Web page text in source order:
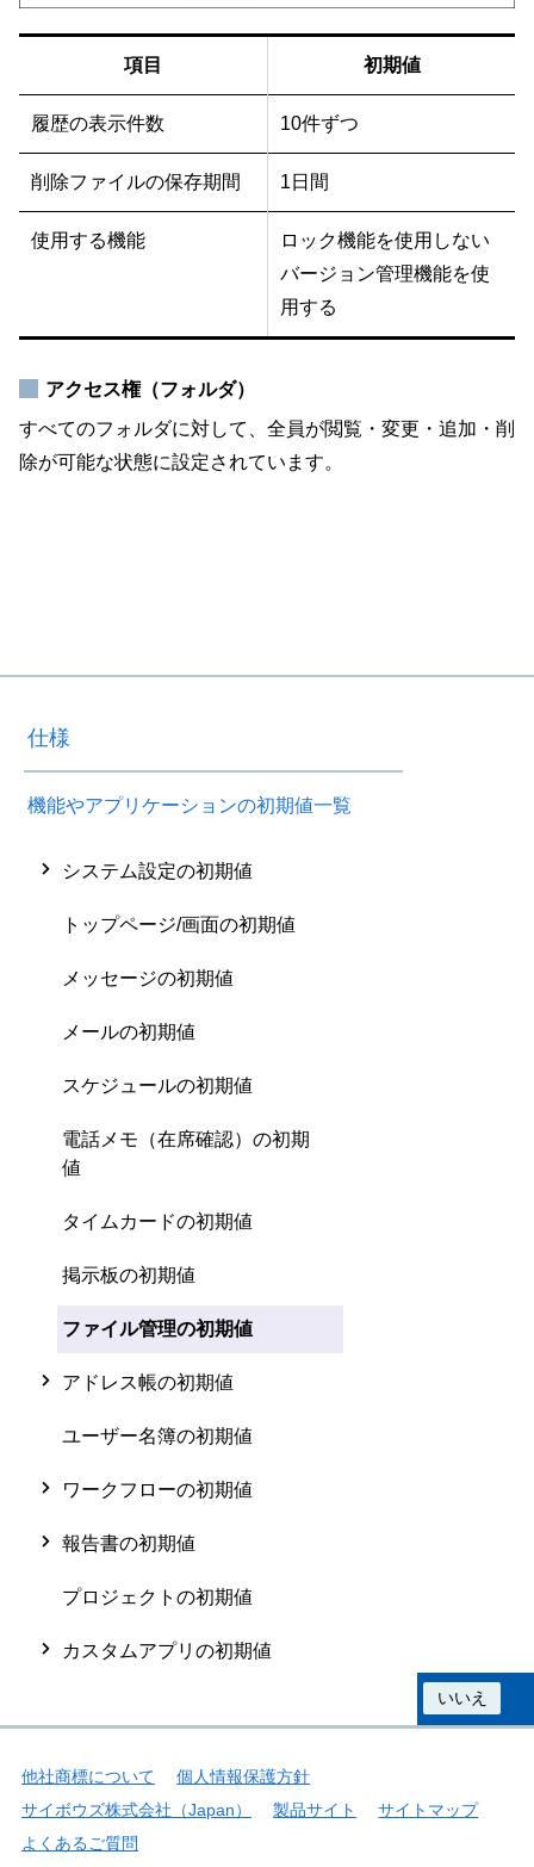
項目 初期値
履歴の表示件数 10件ずつ
削除ファイルの保存期間 1日間
使用する機能
ロック機能を使用しない
バージョン管理機能を使
用する
アクセス権（フォルダ）
すべてのフォルダに対して、全員が閲覧・変更・追加・削
除が可能な状態に設定されています。
仕様
機能やアプリケーションの初期値一覧
システム設定の初期値
トップページ/画面の初期値
メッセージの初期値
メールの初期値
スケジュールの初期値
電話メモ（在席確認）の初期
値
タイムカードの初期値
掲示板の初期値
ファイル管理の初期値
アドレス帳の初期値
ユーザー名簿の初期値
ワークフローの初期値
報告書の初期値
プロジェクトの初期値
カスタムアプリの初期値
いいえ
他社商標について
個人情報保護方針
サイボウズ株式会社（Japan）
製品サイト
サイトマップ
よくあるご質問